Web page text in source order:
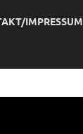
IMPRESSUM